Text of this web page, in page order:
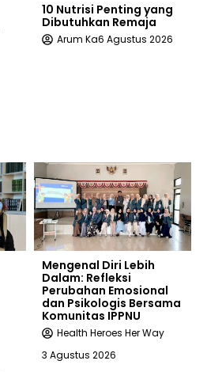
10 Nutrisi Penting yang
Dibutuhkan Remaja
Arum Ka6 Agustus 2026
Mengenal Diri Lebih
Dalam: Refleksi
Perubahan Emosional
dan Psikologis Bersama
Komunitas IPPNU
Health Heroes Her Way
3 Agustus 2026